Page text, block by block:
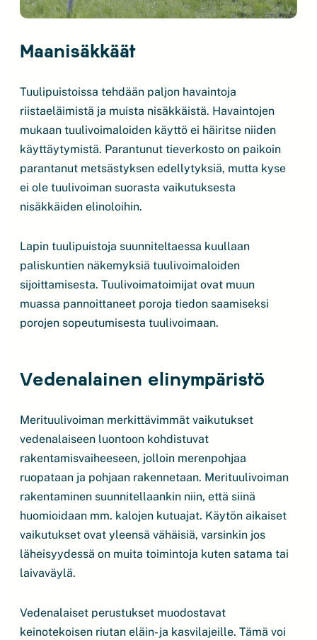
Maanisäkkäät
Tuulipuistoissa tehdään paljon havaintoja
riistaeläimistä ja muista nisäkkäistä. Havaintojen
mukaan tuulivoimaloiden käyttö ei häiritse niiden
käyttäytymistä. Parantunut tieverkosto on paikoin
parantanut metsästyksen edellytyksiä, mutta kyse
ei ole tuulivoiman suorasta vaikutuksesta
nisäkkäiden elinoloihin.
Lapin tuulipuistoja suunniteltaessa kuullaan
paliskuntien näkemyksiä tuulivoimaloiden
sijoittamisesta. Tuulivoimatoimijat ovat muun
muassa pannoittaneet poroja tiedon saamiseksi
porojen sopeutumisesta tuulivoimaan.
Vedenalainen elinympäristö
Merituulivoiman merkittävimmät vaikutukset
vedenalaiseen luontoon kohdistuvat
rakentamisvaiheeseen, jolloin merenpohjaa
ruopataan ja pohjaan rakennetaan. Merituulivoiman
rakentaminen suunnitellaankin niin, että siinä
huomioidaan mm. kalojen kutuajat. Käytön aikaiset
vaikutukset ovat yleensä vähäisiä, varsinkin jos
läheisyydessä on muita toimintoja kuten satama tai
laivaväylä.
Vedenalaiset perustukset muodostavat
keinotekoisen riutan eläin- ja kasvilajeille. Tämä voi